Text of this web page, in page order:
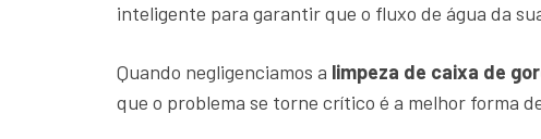
inteligente para garantir que o fluxo de água da
Quando negligenciamos a limpeza de caixa de
que o problema se torne crítico é a melhor forma